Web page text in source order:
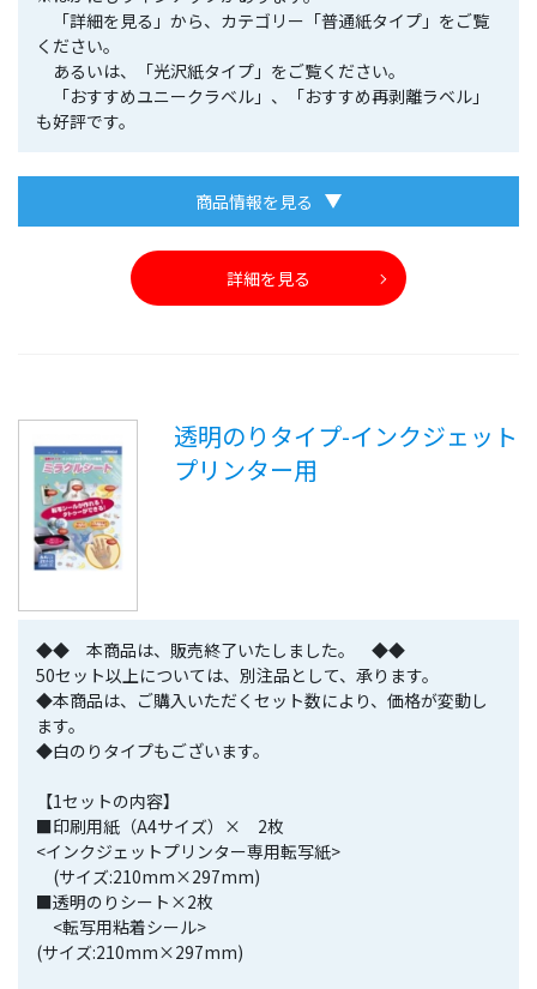
「詳細を見る」から、カテゴリー「普通紙タイプ」をご覧
ください。
あるいは、「光沢紙タイプ」をご覧ください。
「おすすめユニークラベル」、「おすすめ再剥離ラベル」
も好評です。
商品情報を見る
詳細を見る
透明のりタイプ-インクジェット
プリンター用
◆◆ 本商品は、販売終了いたしました。 ◆◆
50セット以上については、別注品として、承ります。
◆本商品は、ご購入いただくセット数により、価格が変動し
ます。
◆白のりタイプもございます。
【1セットの内容】
■印刷用紙（A4サイズ）× 2枚
<インクジェットプリンター専用転写紙>
(サイズ:210mm×297mm)
■透明のりシート×2枚
<転写用粘着シール>
(サイズ:210mm×297mm)